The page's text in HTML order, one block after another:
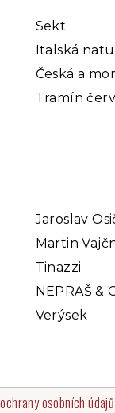
Sekt
Italská
Česká a
Tramín
Jaroslav
Martin
Tinazzi
NEPRAŠ &
Verýsek
osobních údajů